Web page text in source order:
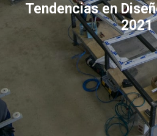
Tendencias en
2021